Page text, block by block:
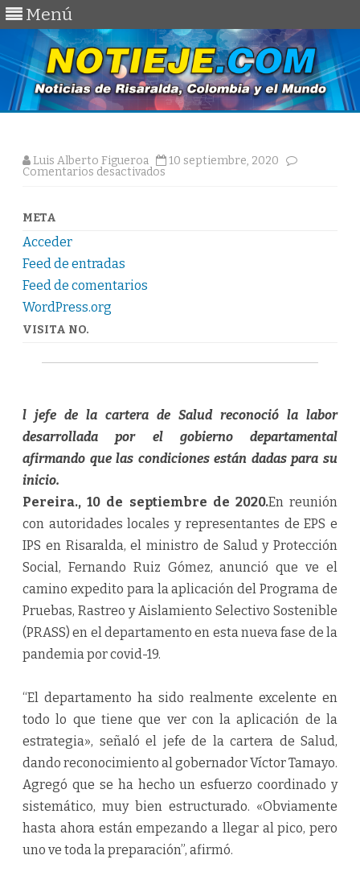
Menú
Luis Alberto Figueroa
10 septiembre, 2020
Comentarios desactivados
META
Acceder
Feed de entradas
Feed de comentarios
WordPress.org
VISITA NO.
l jefe de la cartera de Salud reconoció la labor
desarrollada por el gobierno departamental
afirmando que las condiciones están dadas para su
inicio.
Pereira., 10 de septiembre de 2020.En reunión
con autoridades locales y representantes de EPS e
IPS en Risaralda, el ministro de Salud y Protección
Social, Fernando Ruiz Gómez, anunció que ve el
camino expedito para la aplicación del Programa de
Pruebas, Rastreo y Aislamiento Selectivo Sostenible
(PRASS) en el departamento en esta nueva fase de la
pandemia por covid-19.
“El departamento ha sido realmente excelente en
todo lo que tiene que ver con la aplicación de la
estrategia», señaló el jefe de la cartera de Salud,
dando reconocimiento al gobernador Víctor Tamayo.
Agregó que se ha hecho un esfuerzo coordinado y
sistemático, muy bien estructurado. «Obviamente
hasta ahora están empezando a llegar al pico, pero
uno ve toda la preparación”, afirmó.